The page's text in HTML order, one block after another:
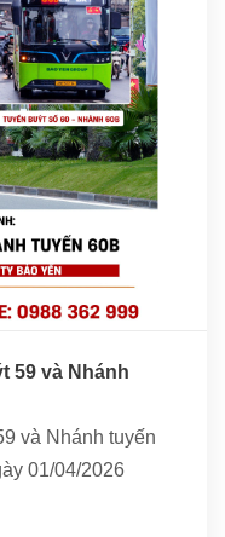
59 và Nhánh
và Nhánh tuyến
01/04/2026